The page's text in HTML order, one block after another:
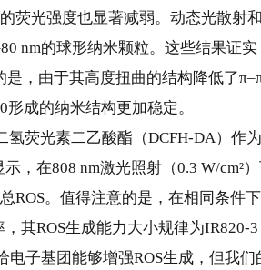
荧光强度也显著减弱。动态光散射
nm的球形纳米颗粒。这些结果证
，由于其高度扭曲的结构降低了
成的纳米结构更加稳定。
氢荧光素二乙酸酯（DCFH-DA）作
，在808 nm激光照射（0.3 W/cm²
ROS。值得注意的是，在相同条件
其ROS生成能力大小规律为IR820-
电子基团能够增强ROS生成，但我